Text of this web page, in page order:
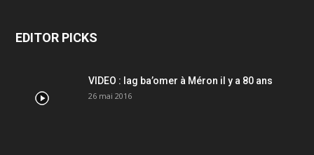
EDITOR PICKS
VIDEO : lag ba’omer à Méron il y a 80 ans
26 mai 2016